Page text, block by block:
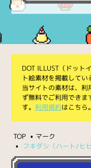
DOT ILLUST（ドット
ト絵素材を掲載してい
当サイトの素材は、
ず無料でご利用でき
す。 利用規約はこちら。
TOP
マーク
フキダシ（ハート/ヒ